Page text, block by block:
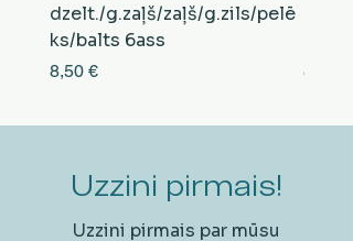
dzelt./g.zaļš/zaļš/g.zils/pelē
ks/balts 6ass
Cena
8,50 € Cena
8,50 €
Uzzini pirmais!
Uzzini pirmais par mūsu